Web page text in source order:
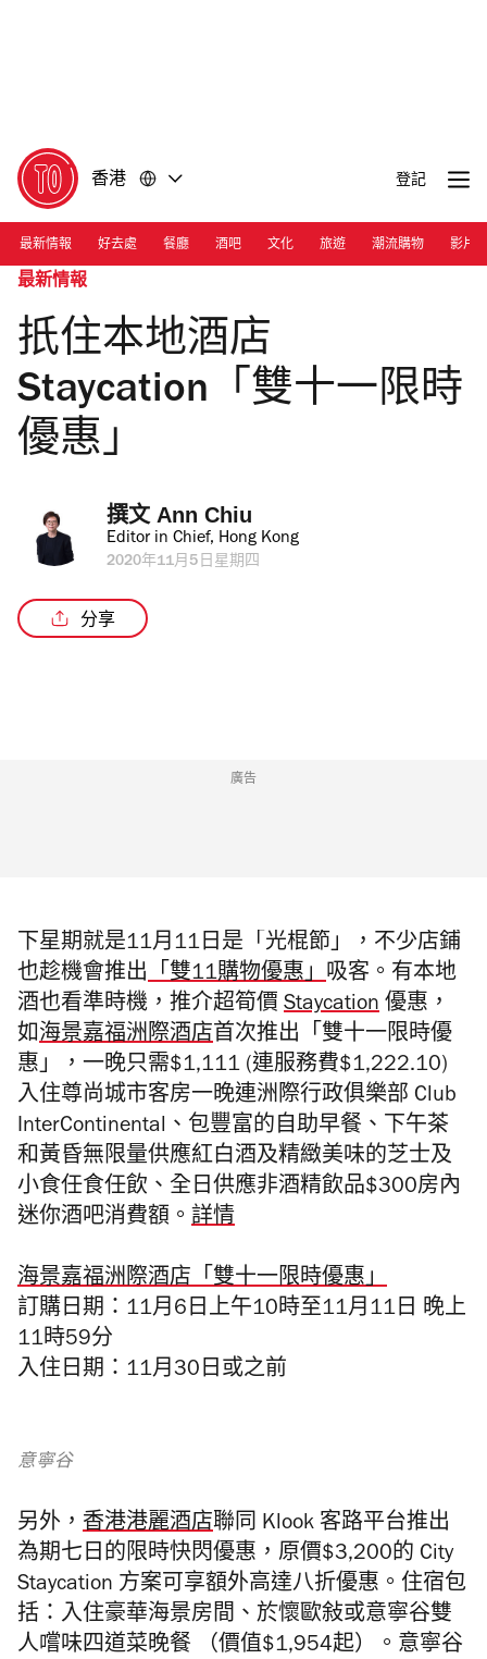
香港 登記
最新情報 好去處 餐廳 酒吧 文化 旅遊 潮流購物 影片
最新情報
扺住本地酒店
Staycation「雙十一限時
優惠」
撰文 Ann Chiu
Editor in Chief, Hong Kong
2020年11月5日星期四
分享
廣告
下星期就是11月11日是「光棍節」，不少店鋪
也趁機會推出「雙11購物優惠」吸客。有本地
酒也看準時機，推介超筍價 Staycation 優惠，
如海景嘉福洲際酒店首次推出「雙十一限時優
惠」，一晚只需$1,111 (連服務費$1,222.10)
入住尊尚城市客房一晚連洲際行政俱樂部 Club
InterContinental、包豐富的自助早餐 、下午茶
和黃昏無限量供應紅白酒及精緻美味的芝士及
小食任食任飲、全日供應非酒精飲品$300房內
迷你酒吧消費額。 詳情
海景嘉福洲際酒店「雙十一限時優惠」
訂購日期：11月6日上午10時至11月11日 晚上
11時59分
入住日期：11月30日或之前
意寧谷
另外， 香港港麗酒店聯同 Klook 客路平台推出
為期七日的限時快閃優惠，原價$3,200的 City
Staycation 方案可享額外高達八折優惠。住宿包
括：入住豪華海景房間、於懷歐敍或意寧谷雙
人嚐味四道菜晚餐 （價值$1,954起）。 意寧谷